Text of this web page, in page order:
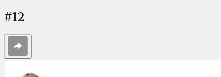
#12